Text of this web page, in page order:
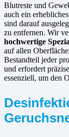
Blutreste und
auch ein
sind darauf
zu entfernen. Wir
hochwertige
auf allen
Bestandteil jeder
und erfordert
essenziell, um den